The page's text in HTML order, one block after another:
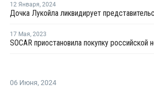
12 Января, 2024
17 Мая, 2023
06 Июня, 2024